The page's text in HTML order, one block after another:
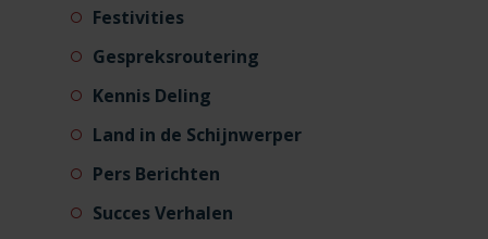
Festivities
Gespreksroutering
Kennis Deling
Land in de Schijnwerper
Pers Berichten
Succes Verhalen